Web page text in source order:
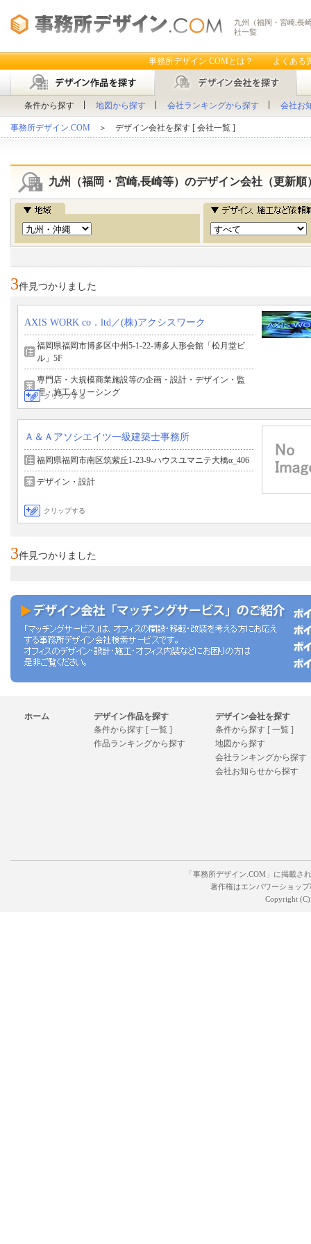
九州（福岡・宮崎,長
社一覧
事務所デザイン.COMとは？ よくある
条件から探す 地図から探す 会社ランキングから探す 会社お
事務所デザイン.COM ＞ デザイン会社を探す [ 会社一覧 ]
九州（福岡・宮崎,長崎等）のデザイン会社（更新
3件見つかりました
AXIS WORK co．ltd／(株)アクシスワーク
福岡県福岡市博多区中州5-1-22-博多人形会館「松月堂ビ
ル」5F
専門店・大規模商業施設等の企画・設計・デザイン・監
理・施工＆リーシング
クリップする
Ａ＆Ａアソシエイツ一級建築士事務所
福岡県福岡市南区筑紫丘1-23-9-ハウスユマニテ大橋α_406
デザイン・設計
クリップする
3件見つかりました
ホーム
デザイン作品を探す
条件から探す [ 一覧 ]
作品ランキングから探す
デザイン会社を探す
条件から探す [ 一覧 ]
地図から探す
会社ランキングから探す
会社お知らせから探す
「事務所デザイン.COM」に掲載さ
著作権はエンパワーショッ
Copyright